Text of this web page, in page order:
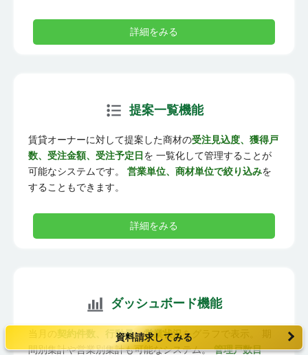
詳細をみる
提案一覧機能
賃貸オーナーに対して提案した商材の受注見込度、獲得戸
数、受注金額、受注予定日 を 一覧化して管理することが
可能なシステムです。 営業単位、商材単位で絞り込みを
することもできます。
詳細をみる
ダッシュボード機能
当月の 契約件数、行動量、営業状況 をグラフで表示。 期
間別集計や営業別集計も可能なシステム。管理戸数目
資料請求してみる